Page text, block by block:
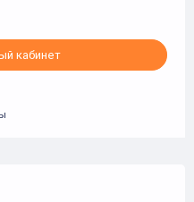
кабинет